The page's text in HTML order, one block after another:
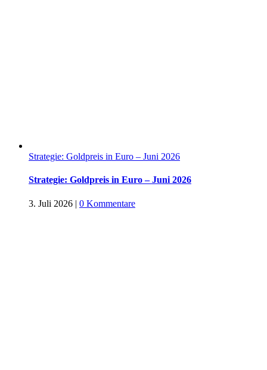
Strategie: Goldpreis in Euro – Juni 2026
Strategie: Goldpreis in Euro – Juni 2026
3. Juli 2026 | 0 Kommentare